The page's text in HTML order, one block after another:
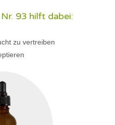
93 hilft dabei:
zu vertreiben